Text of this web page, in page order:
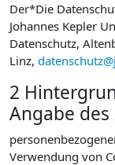
Der*Die
Johannes Kepler
Datenschutz,
Linz,
2
Angabe
Verwendung von